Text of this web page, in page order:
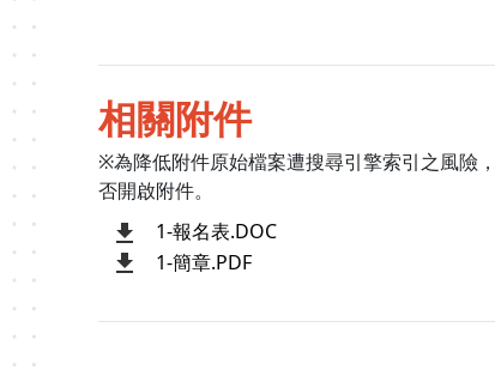
相關附件
※為降低附件原始檔案遭搜尋引擎索引之風險
否開啟附件。
1-報名表.DOC
1-簡章.PDF